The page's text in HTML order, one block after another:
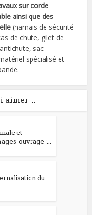
sur corde
ainsi que des
(harnais de sécurité
de chute, gilet de
sac
spécialisé et
aimer ...
et
ouvrage :...
du